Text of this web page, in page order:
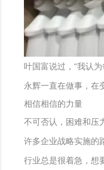
叶国富说过，“我认
永辉一直在做事，在
相信相信的力量
不可否认，困难和压
许多企业战略实施的
行业总是很着急，想